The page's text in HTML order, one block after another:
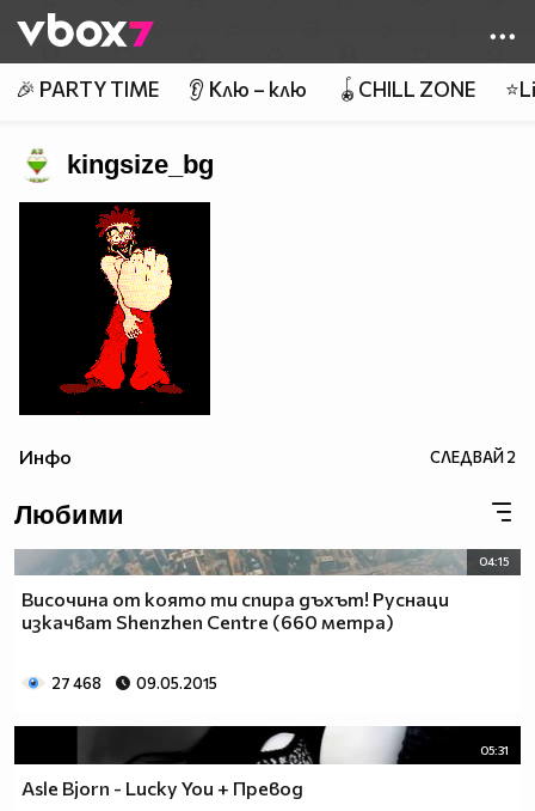
👾
🎉 PARTY TIME 👂 Клю – клю 🪀CHILL ZONE
kingsize_bg
Инфо СЛЕДВАЙ2
Любими
04:15
Височина от която ти спира дъхът! Руснаци
изкачват Shenzhen Centre (660 метра)
27 468 09.05.2015
05:31
Asle Bjorn - Lucky You + Превод